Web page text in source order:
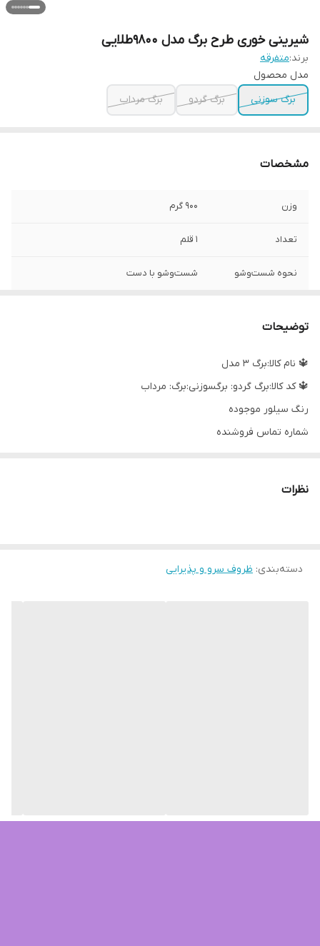
شیرینی خوری طرح برگ مدل 9800طلایی
برند:متفرقه
مدل محصول
برگ سوزنی
برگ گردو برگ مرداب
مشخصات
وزن 900 گرم
تعداد 1 قلم
نحوه شست‌وشو شست‌وشو با دست
توضیحات
🔱 نام کالا:برگ ۳ مدل
🔱 کد کالا:برگ گردو: برگسوزنی:برگ: مرداب
رنگ سیلور موجوده
شماره تماس فروشنده
02133003393
نظرات
دسته‌بندی: ظروف سرو و پذیرایی